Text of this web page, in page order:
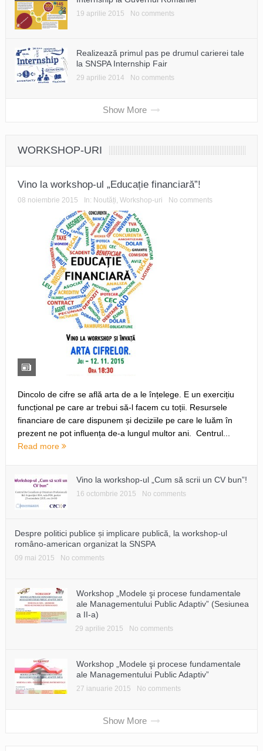
19 aprilie 2015 No comments
Realizează primul pas pe drumul carierei tale
la SNSPA Internship Fair
29 aprilie 2014 No comments
Show More
WORKSHOP-URI
Vino la workshop-ul „Educație financiară”!
08 noiembrie 2015 In: Noutăți, Workshop-uri No comments
Dincolo de cifre se află arta de a le înțelege. E un exercițiu
funcțional pe care ar trebui să-l facem cu toții. Resursele
financiare de care dispunem și deciziile pe care le luăm în
prezent ne pot influența de-a lungul multor ani. Centrul...
Read more
Vino la workshop-ul „Cum să scrii un CV bun”!
16 octombrie 2015 No comments
Despre politici publice și implicare publică, la workshop‐ul
româno‐american organizat la SNSPA
09 mai 2015 No comments
Workshop „Modele şi procese fundamentale
ale Managementului Public Adaptiv” (Sesiunea
a II-a)
29 aprilie 2015 No comments
Workshop „Modele şi procese fundamentale
ale Managementului Public Adaptiv”
27 ianuarie 2015 No comments
Show More